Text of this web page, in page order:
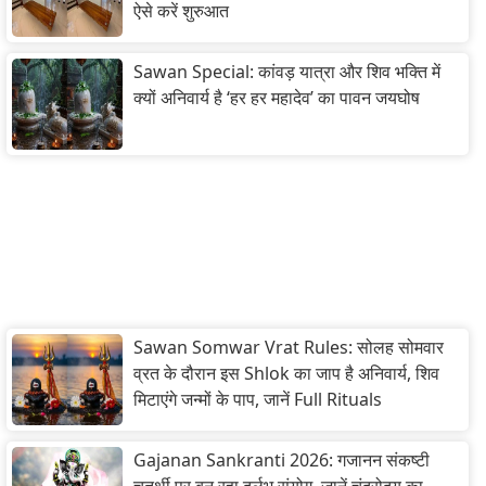
ऐसे करें शुरुआत
Sawan Special: कांवड़ यात्रा और शिव भक्ति में
क्यों अनिवार्य है ‘हर हर महादेव’ का पावन जयघोष
Sawan Somwar Vrat Rules: सोलह सोमवार
व्रत के दौरान इस Shlok का जाप है अनिवार्य, शिव
मिटाएंगे जन्मों के पाप, जानें Full Rituals
Gajanan Sankranti 2026: गजानन संकष्टी